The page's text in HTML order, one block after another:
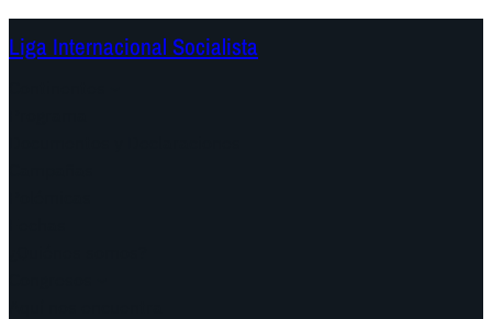
Liga Internacional Socialista